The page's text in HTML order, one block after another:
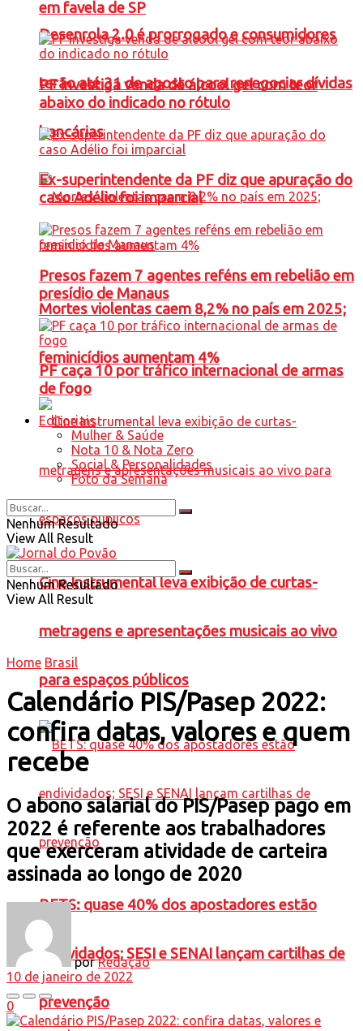
Desenrola 2.0 é prorrogado e consumidores
terão até 31 de agosto para renegociar dívidas
bancárias
Mortes violentas caem 8,2% no país em 2025;
feminicídios aumentam 4%
Cine Instrumental leva exibição de curtas-
metragens e apresentações musicais ao vivo
para espaços públicos
BETS: quase 40% dos apostadores estão
endividados; SESI e SENAI lançam cartilhas de
prevenção
em favela de SP
PF investiga venda de álcool gel com teor
abaixo do indicado no rótulo
Ex-superintendente da PF diz que apuração do
caso Adélio foi imparcial
Presos fazem 7 agentes reféns em rebelião em
presídio de Manaus
PF caça 10 por tráfico internacional de armas
de fogo
Editoriais
Mulher & Saúde
Nota 10 & Nota Zero
Social & Personalidades
Foto da Semana
Nenhum Resultado
View All Result
Nenhum Resultado
View All Result
Home Brasil
Calendário PIS/Pasep 2022:
confira datas, valores e quem
recebe
O abono salarial do PIS/Pasep pago em
2022 é referente aos trabalhadores
que exerceram atividade de carteira
assinada ao longo de 2020
por Redação
10 de janeiro de 2022
0